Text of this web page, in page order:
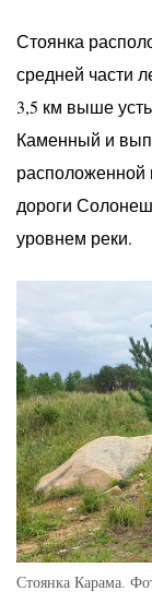
Стоянка
средней части
3,5 км выше
Каменный и
расположенной
дороги
уровнем реки.
Стоянка Карама.